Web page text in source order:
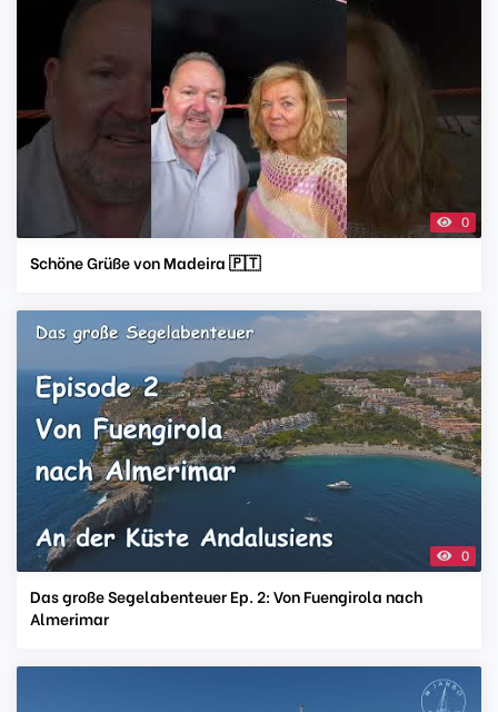
0
Schöne Grüße von Madeira 🇵🇹
0
Das große Segelabenteuer Ep. 2: Von Fuengirola nach
Almerimar